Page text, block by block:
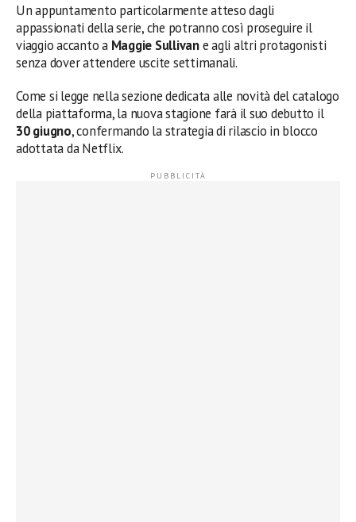
Un appuntamento particolarmente atteso dagli
appassionati della serie, che potranno così proseguire il
viaggio accanto a Maggie Sullivane agli altri protagonisti
senza dover attendere uscite settimanali.
Come si legge nella sezione dedicata alle novità del catalogo
della piattaforma, la nuova stagione farà il suo debutto il
30 giugno, confermando la strategia di rilascio in blocco
adottata da Netflix.